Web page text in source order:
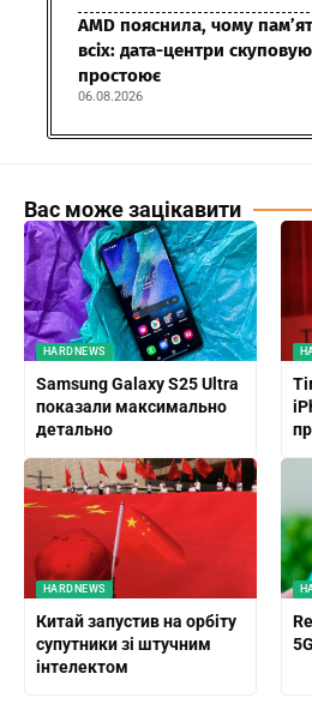
AMD пояснила, чому
всіх: дата-центри
простоює
06.08.2026
Вас може зацікавити
HARDNEWS
Samsung Galaxy S25 Ultra
показали максимально
детально
HARDNEWS
Китай запустив на орбіту
супутники зі штучним
інтелектом